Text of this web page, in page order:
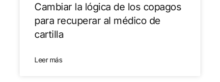
Cambiar la lógica de los copagos
para recuperar al médico de
cartilla
Leer más